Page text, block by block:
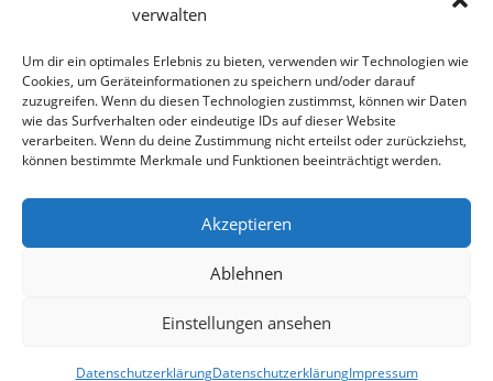
verwalten
Um dir ein optimales Erlebnis zu bieten, verwenden wir Technologien wie
Cookies, um Geräteinformationen zu speichern und/oder darauf
zuzugreifen. Wenn du diesen Technologien zustimmst, können wir Daten
wie das Surfverhalten oder eindeutige IDs auf dieser Website
verarbeiten. Wenn du deine Zustimmung nicht erteilst oder zurückziehst,
können bestimmte Merkmale und Funktionen beeinträchtigt werden.
Akzeptieren
Ablehnen
Einstellungen ansehen
DatenschutzerklärungDatenschutzerklärungImpressum
die Gefahr endlich konkret!“
Biologisches Wunder in Ceuta
Ein vermeintliches Abschiebemärchen
Archiv
© Copyright 2026 · Auch Ihre Information ist uns wichtig! Haben Sie eine